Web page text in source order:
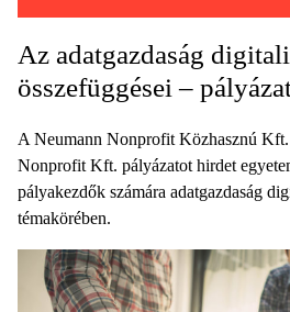
Az adatgazdaság
összefüggései –
A Neumann Nonprofit Közhasznú
Nonprofit Kft. pályázatot hirdet
pályakezdők számára adatgazdaság
témakörében.